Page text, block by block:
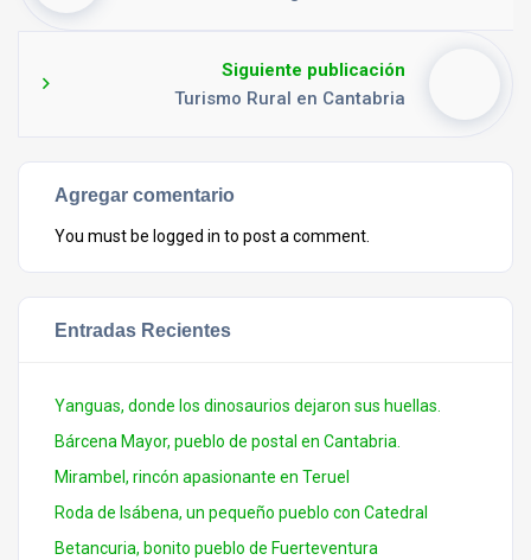
Siguiente publicación
Turismo Rural en Cantabria
Agregar comentario
You must be logged in to post a comment.
Entradas Recientes
Yanguas, donde los dinosaurios dejaron sus huellas.
Bárcena Mayor, pueblo de postal en Cantabria.
Mirambel, rincón apasionante en Teruel
Roda de Isábena, un pequeño pueblo con Catedral
Betancuria, bonito pueblo de Fuerteventura